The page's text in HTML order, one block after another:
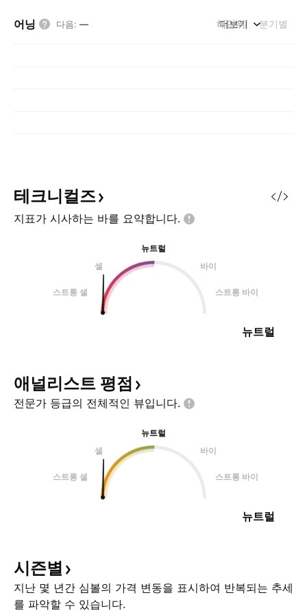
어닝 다음: — 해단위 분기별
더보기
테크니컬즈
지표가 시사하는 바를 요약합니다.
뉴트럴
셀
바이
스트롱 셀 스트롱 바이
뉴트럴
애널리스트 평점
전문가 등급의 전체적인 뷰입니다.
뉴트럴
셀
바이
스트롱 셀 스트롱 바이
뉴트럴
시즌별
지난 몇 년간 심볼의 가격 변동을 표시하여 반복되는 추세
를 파악할 수 있습니다.